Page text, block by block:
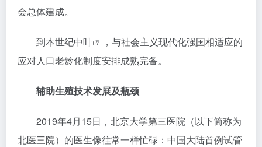
会总体建成。
到本世纪中叶
，与社会主义现代化强国相适应的
应对人口老龄化制度安排成熟完备。
辅助生殖技术发展及瓶颈
2019年4月15日，北京大学第三医院（以下简称为
北医三院）的医生像往常一样忙碌：中国大陆首例试管